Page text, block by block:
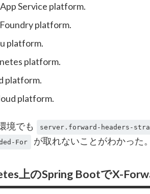
Service platform.
platform.
platform.
platform.
platform.
platform.
境でも server.forward-headers-
For が取れないことがわかった。
上のSpring BootでX-